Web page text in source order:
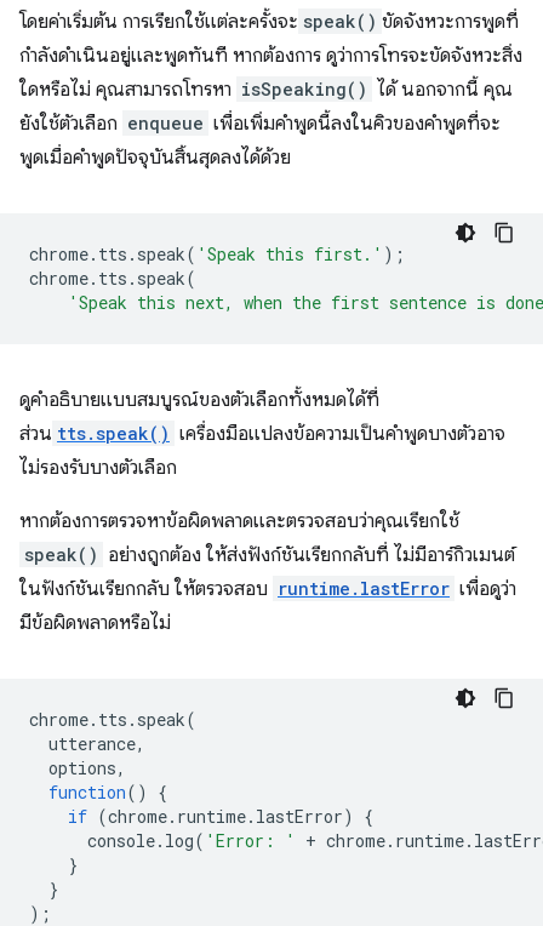
โดยค่าเริ่มต้น การเรียกใช้แต่ละครั้งจะ speak() ขัดจังหวะการพูดที่
กำลังดำเนินอยู่และพูดทันที หากต้องการ ดูว่าการโทรจะขัดจังหวะสิ่ง
ใดหรือไม่ คุณสามารถโทรหา isSpeaking() ได้ นอกจากนี้ คุณ
ยังใช้ตัวเลือก enqueue เพื่อเพิ่มคำพูดนี้ลงในคิวของคำพูดที่จะ
พูดเมื่อคำพูดปัจจุบันสิ้นสุดลงได้ด้วย
chrome. tts . speak( 'Speak this first.' );
chrome. tts . speak(
'Speak this next, when the first sentence is
ดูคำอธิบายแบบสมบูรณ์ของตัวเลือกทั้งหมดได้ที่
ส่วน tts.speak() เครื่องมือแปลงข้อความเป็นคำพูดบางตัวอาจ
ไม่รองรับบางตัวเลือก
หากต้องการตรวจหาข้อผิดพลาดและตรวจสอบว่าคุณเรียกใช้
speak() อย่างถูกต้อง ให้ส่งฟังก์ชันเรียกกลับที่ ไม่มีอาร์กิวเมนต์
ในฟังก์ชันเรียกกลับ ให้ตรวจสอบ runtime.lastError เพื่อดูว่า
มีข้อผิดพลาดหรือไม่
chrome. tts . speak(
utterance,
options,
function()
{
if (chrome. runtime. lastError)
{
console. log( 'Error: ' + chrome. runtime.
}
}
);